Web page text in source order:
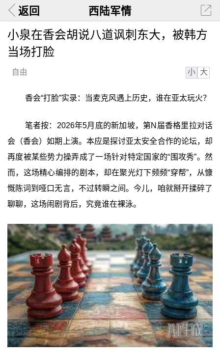
返回 西陆军情
小泉在香会胡说八道讽刺东大，被韩方
当场打脸
自由 小 大
香会“打脸”实录：当麦克风遇上历史，谁在亚太玩火？
笔者按：2026年5月底的新加坡，第N届香格里拉对话
会（香会）如期上演。本应是探讨亚太安全合作的论坛，却
再度被某些势力操弄成了一场针对特定国家的“围攻秀”。然
而，这场精心编排的剧本，却在聚光灯下频频“穿帮”，从慷
慨陈词到哑口无言，不过转瞬之间。今儿，咱就掰开揉碎了
聊聊，这场闹剧背后，究竟谁在裸泳。